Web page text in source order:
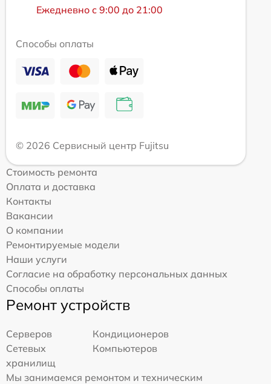
Ежедневно с 9:00 до 21:00
Способы оплаты
© 2026 Сервисный центр Fujitsu
Стоимость ремонта
Оплата и доставка
Контакты
Вакансии
О компании
Ремонтируемые модели
Наши услуги
Согласие на обработку персональных данных
Способы оплаты
Ремонт устройств
Серверов
Кондиционеров
Сетевых
хранилищ
Компьютеров
Мы занимаемся ремонтом и техническим